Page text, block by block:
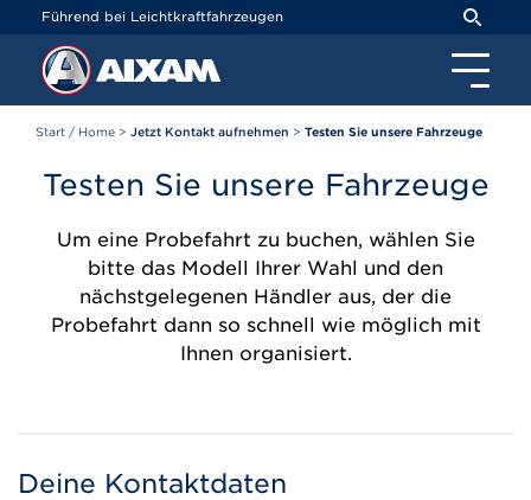
Führend bei Leichtkraftfahrzeugen
Start / Home > Jetzt Kontakt aufnehmen > Testen Sie unsere Fahrzeuge
Testen Sie unsere Fahrzeuge
Um eine Probefahrt zu buchen, wählen Sie
bitte das Modell Ihrer Wahl und den
nächstgelegenen Händler aus, der die
Probefahrt dann so schnell wie möglich mit
Ihnen organisiert.
Deine Kontaktdaten
Cookie-Einstellungen